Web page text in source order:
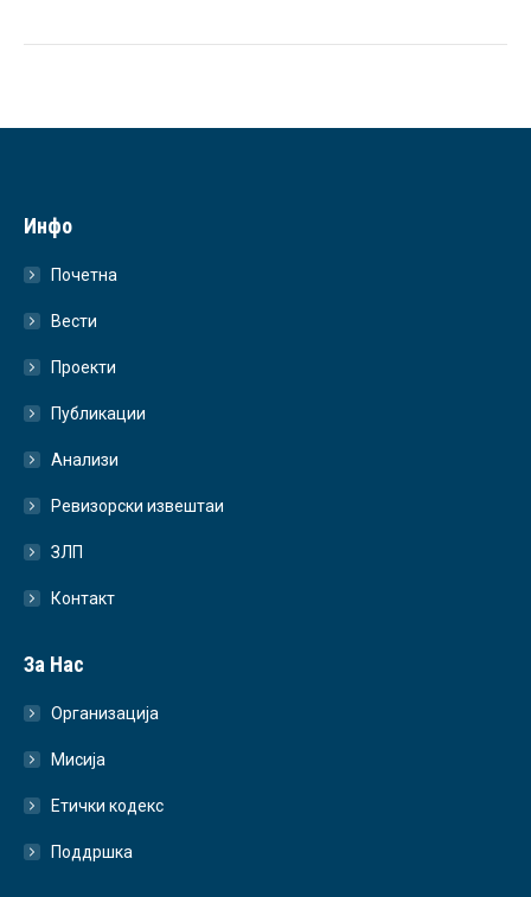
Инфо
Почетна
Вести
Проекти
Публикации
Анализи
Ревизорски извештаи
ЗЛП
Контакт
За Нас
Организација
Мисија
Етички кодекс
Поддршка